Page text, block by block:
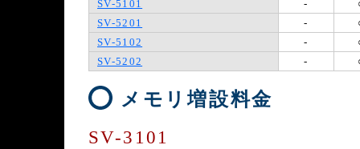
SV-5101
-
SV-5201
-
SV-5102
-
SV-5202
-
メモリ増設料金
SV-3101